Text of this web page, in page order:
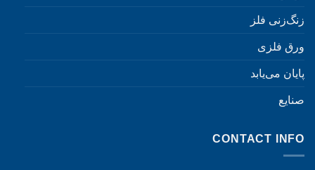
زنگ‌زنی فلز
ورق فلزی
پایان می‌یابد
صنایع
CONTACT INFO